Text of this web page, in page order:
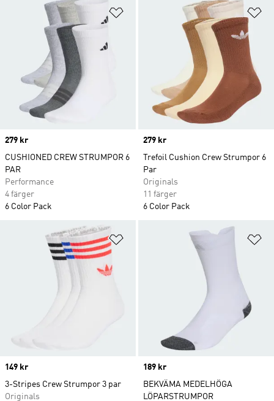
Lägg till på önskelistan
Price
279 kr
CUSHIONED CREW STRUMPOR 6
PAR
Performance
4 färger
6 Color Pack
Price
279 kr
Trefoil Cushion Crew Strumpor 6
Par
Originals
11 färger
6 Color Pack
Lägg till på önskelistan
Price
149 kr
3-Stripes Crew Strumpor 3 par
Originals
Price
189 kr
BEKVÄMA MEDELHÖGA
LÖPARSTRUMPOR